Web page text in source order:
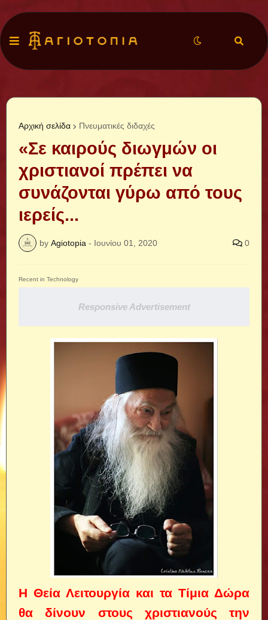
Αρχική σελίδα Πνευματικές διδαχές
«Σε καιρούς διωγμών οι
χριστιανοί πρέπει να
συνάζονται γύρω από τους
ιερείς...
by Agiotopia - Ιουνίου 01, 2020 0
Recent in Technology
Responsive Advertisement
Η Θεία Λειτουργία και τα Τίμια Δώρα
θα δίνουν στους χριστιανούς την